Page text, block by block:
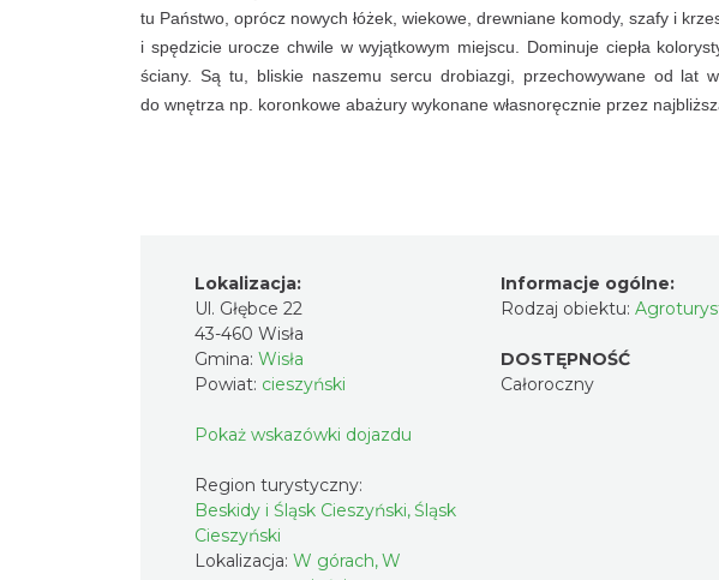
tu Państwo, oprócz nowych łóżek, wiekowe, drewniane komody, szafy i
i spędzicie urocze chwile w wyjątkowym miejscu. Dominuje ciepła
ściany. Są tu, bliskie naszemu sercu drobiazgi, przechowywane od lat
do wnętrza np. koronkowe abażury wykonane własnoręcznie przez
Lokalizacja:
Ul. Głębce 22
43-460 Wisła
Gmina: Wisła
Powiat: cieszyński
Pokaż wskazówki dojazdu
Region turystyczny:
Beskidy i Śląsk Cieszyński, Śląsk
Cieszyński
Lokalizacja: W górach, W
Informacje ogólne:
Rodzaj obiektu:
DOSTĘPNOŚĆ
Całoroczny